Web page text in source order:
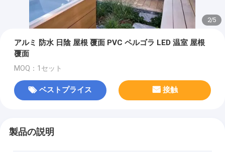
2/5
アルミ 防水 日陰 屋根 覆面 PVC ペルゴラ LED 温室 屋根
覆面
MOQ：1セット
ベストプライス 接触
製品の説明